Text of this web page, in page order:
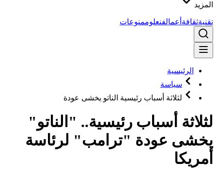
المزيد
تقنيةثقافةأعمالفنعلوممنوعات
الرئيسية
سياسة
لثلاثة أسباب رئيسية الناتو يخشى عودة
لثلاثة أسباب رئيسية.. "الناتو"
يخشى عودة "ترامب" لرئاسة
أمريكا